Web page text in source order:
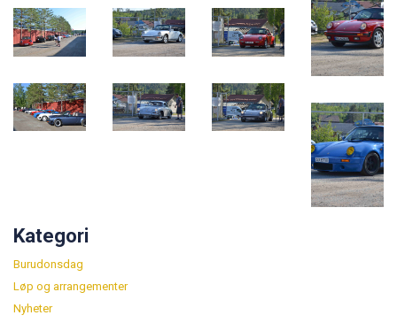
Kategori
Burudonsdag
Løp og arrangementer
Nyheter